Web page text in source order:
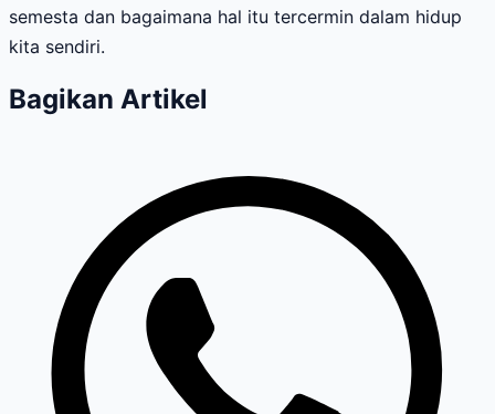
semesta dan bagaimana hal itu tercermin dalam hidup
kita sendiri.
Bagikan Artikel